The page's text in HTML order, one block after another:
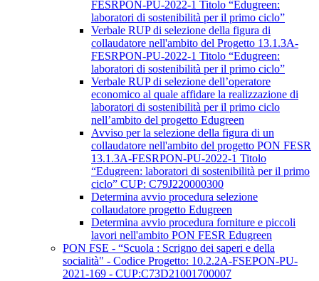
FESRPON-PU-2022-1 Titolo “Edugreen:
laboratori di sostenibilità per il primo ciclo”
Verbale RUP di selezione della figura di
collaudatore nell'ambito del Progetto 13.1.3A-
FESRPON-PU-2022-1 Titolo “Edugreen:
laboratori di sostenibilità per il primo ciclo”
Verbale RUP di selezione dell’operatore
economico al quale affidare la realizzazione di
laboratori di sostenibilità per il primo ciclo
nell’ambito del progetto Edugreen
Avviso per la selezione della figura di un
collaudatore nell'ambito del progetto PON FESR
13.1.3A-FESRPON-PU-2022-1 Titolo
“Edugreen: laboratori di sostenibilità per il primo
ciclo” CUP: C79J220000300
Determina avvio procedura selezione
collaudatore progetto Edugreen
Determina avvio procedura forniture e piccoli
lavori nell'ambito PON FESR Edugreen
PON FSE - “Scuola : Scrigno dei saperi e della
socialità" - Codice Progetto: 10.2.2A-FSEPON-PU-
2021-169 - CUP:C73D21001700007